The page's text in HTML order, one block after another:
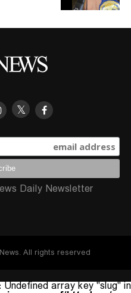
Daily Newsletter
All rights reserved!
Undefined array key "slug" in